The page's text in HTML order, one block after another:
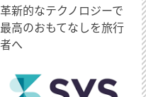
革新的なテクノロジーで
最高のおもてなしを旅行
者へ